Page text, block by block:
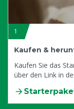
1
Kaufen &
Kaufen Sie das
über den Link in